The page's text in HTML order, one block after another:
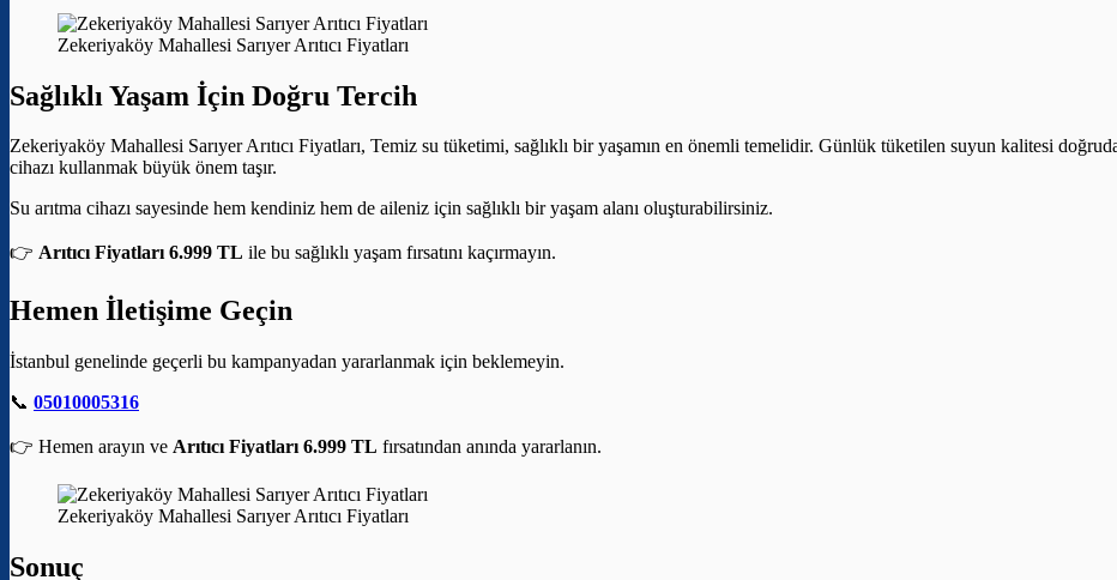
Zekeriyaköy Mahallesi Sarıyer Arıtıcı Fiyatları
Sağlıklı Yaşam İçin Doğru Tercih
Zekeriyaköy Mahallesi Sarıyer Arıtıcı Fiyatları, Temiz su tüketimi, sağlıklı bir yaşamın en önemli temelidir. Günlük tüketilen suyun kalitesi
cihazı kullanmak büyük önem taşır.
Su arıtma cihazı sayesinde hem kendiniz hem de aileniz için sağlıklı bir yaşam alanı oluşturabilirsiniz.
👉 Arıtıcı Fiyatları 6.999 TL ile bu sağlıklı yaşam fırsatını kaçırmayın.
Hemen İletişime Geçin
İstanbul genelinde geçerli bu kampanyadan yararlanmak için beklemeyin.
📞 05010005316
👉 Hemen arayın ve Arıtıcı Fiyatları 6.999 TL fırsatından anında yararlanın.
Zekeriyaköy Mahallesi Sarıyer Arıtıcı Fiyatları
Sonuç